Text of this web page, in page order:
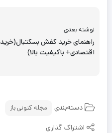
نوشته بعدی
راهنمای خرید کفش بسکتبال(خرید
اقتصادی+ باکیفیت بالا)
دسته‌بندی مجله کتونی باز
اشتراک گذاری